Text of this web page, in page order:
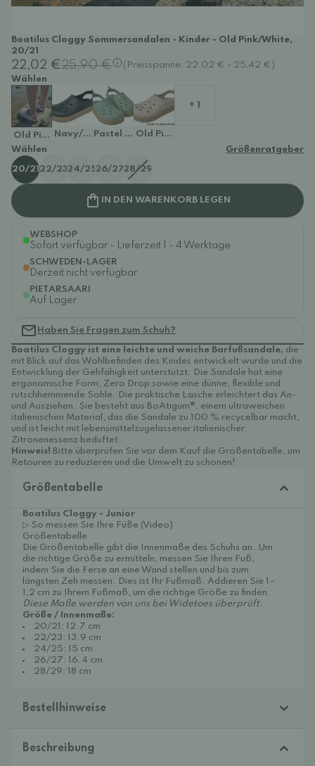
Boatilus Cloggy Sommersandalen - Kinder - Old Pink/White,
20/21
22,02 €25,90 €
(Preisspanne: 22,02 € - 25,42 €)
Wählen
Old Pink/White
Navy/BeigePastel Green/Beige
Old Pink/Beige
+ 1
Wählen Größenratgeber
20/2122/2324/2526/2728/29
IN DEN WARENKORB LEGEN
WEBSHOP
Sofort verfügbar - Lieferzeit 1 - 4 Werktage
SCHWEDEN-LAGER
Derzeit nicht verfügbar
PIETARSAARI
Auf Lager
Haben Sie Fragen zum Schuh?
Boatilus Cloggy ist eine leichte und weiche Barfußsandale, die
mit Blick auf das Wohlbefinden des Kindes entwickelt wurde und die
Entwicklung der Gehfähigkeit unterstützt. Die Sandale hat eine
ergonomische Form, Zero Drop sowie eine dünne, flexible und
rutschhemmende Sohle. Die praktische Lasche erleichtert das An-
und Ausziehen. Sie besteht aus BoAtigum®, einem ultraweichen
italienischen Material, das die Sandale zu 100 % recycelbar macht,
und ist leicht mit lebensmittelzugelassener italienischer
Zitronenessenz beduftet.
Hinweis! Bitte überprüfen Sie vor dem Kauf die Größentabelle, um
Retouren zu reduzieren und die Umwelt zu schonen!
Größentabelle
Boatilus Cloggy - Junior
▷ So messen Sie Ihre Füße (Video)
Größentabelle
Die Größentabelle gibt die Innenmaße des Schuhs an. Um
die richtige Größe zu ermitteln, messen Sie Ihren Fuß,
indem Sie die Ferse an eine Wand stellen und bis zum
längsten Zeh messen. Dies ist Ihr Fußmaß. Addieren Sie 1–
1,2 cm zu Ihrem Fußmaß, um die richtige Größe zu finden.
Diese Maße werden von uns bei Widetoes überprüft.
Größe / Innenmaße:
20/21: 12.7 cm
22/23: 13.9 cm
24/25: 15 cm
26/27: 16.4 cm
28/29: 18 cm
Bestellhinweise
Beschreibung